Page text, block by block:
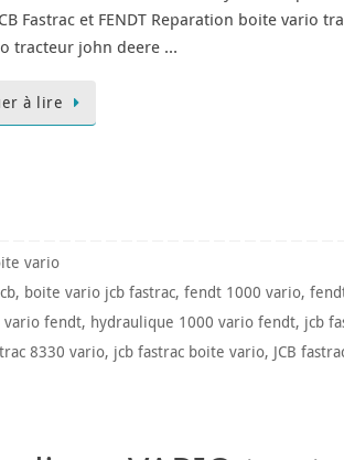
Fastrac et FENDT Reparation boite vario
tracteur john deere …
à lire
vario
, boite vario jcb fastrac,fendt 1000 vario,
fendt, hydraulique 1000 vario fendt, jcb
8330 vario, jcb fastrac boite vario, JCB